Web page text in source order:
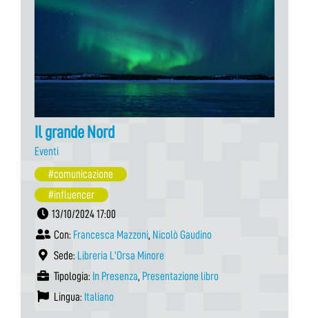
Il grande Nord
Eventi
#comunicazione
#influencer
13/10/2024 17:00
Con: Francesca Mazzoni, Nicolò Gaudino
Sede: Libreria L'Orsa Minore
Tipologia: In Presenza, Presentazione libro
Lingua: Italiano